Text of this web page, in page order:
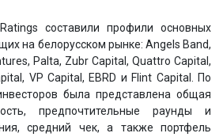
составили профили основных
на белорусском рынке: Angels Band,
Palta, Zubr Capital, Quattro Capital,
VP Capital, EBRD и Flint Capital. По
была представлена общая
предпочтительные раунды и
средний чек, а также портфель